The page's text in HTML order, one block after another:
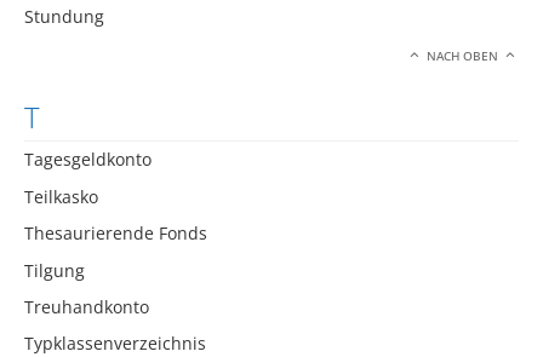
Stundung
NACH OBEN
T
Tagesgeldkonto
Teilkasko
Thesaurierende Fonds
Tilgung
Treuhandkonto
Typklassenverzeichnis